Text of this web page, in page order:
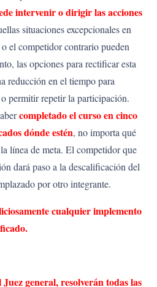
intervenir o dirigir las acciones
situaciones excepcionales en
el competidor contrario pueden
las opciones para rectificar esta
reducción en el tiempo para
permitir repetir la participación.
completadoelcursoencinco
dónde estén, no importa qué
línea de meta. El competidor que
dará paso a la descalificación del
por otro integrante.
cualquier implemento
general, resolverán todas las